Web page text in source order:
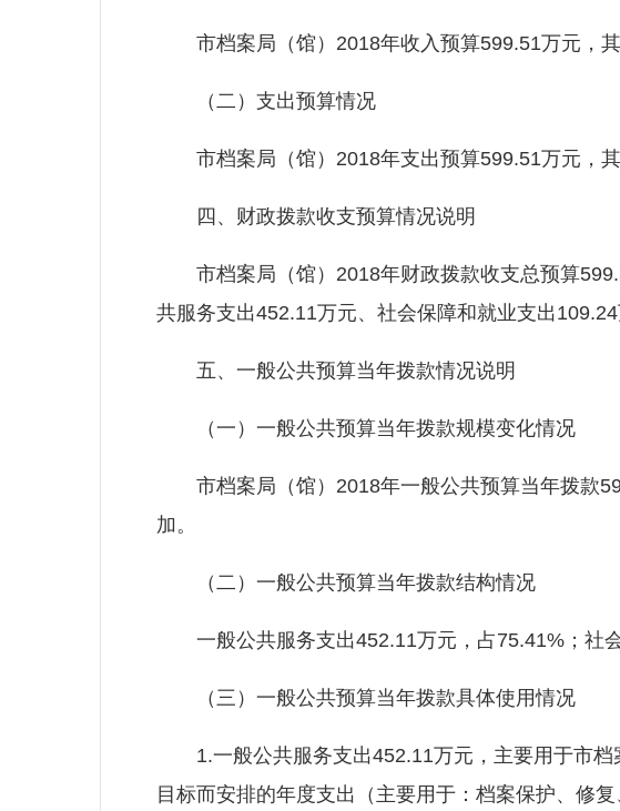
市档案局（馆）2018年收入预算599.51万元，其
（二）支出预算情况
市档案局（馆）2018年支出预算599.51万元，其
四、财政拨款收支预算情况说明
市档案局（馆）2018年财政拨款收支总预算
共服务支出452.11万元、社会保障和就业支出
五、一般公共预算当年拨款情况说明
（一）一般公共预算当年拨款规模变化情况
市档案局（馆）2018年一般公共预算当年拨款
加。
（二）一般公共预算当年拨款结构情况
一般公共服务支出452.11万元，占75.41%；社会
（三）一般公共预算当年拨款具体使用情况
1.一般公共服务支出452.11万元，主要用于市档
目标而安排的年度支出（主要用于：档案保护、修